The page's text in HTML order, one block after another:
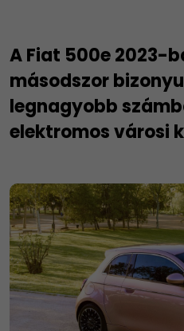
A Fiat 500e 2023-
másodszor
legnagyobb
elektromos városi